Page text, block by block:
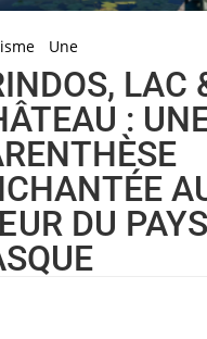
Une
LAC
:
DU PAYS